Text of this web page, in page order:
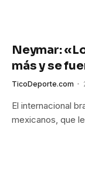
Neymar:
más y se
TicoDeporte.com
El internacional
mexicanos, que